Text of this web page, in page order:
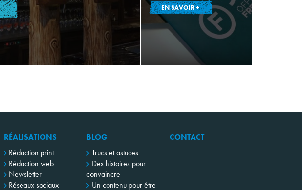
EN SAVOIR +
RÉALISATIONS
Rédaction print
Rédaction web
Newsletter
Réseaux sociaux
BLOG
Trucs et astuces
Des histoires pour
convaincre
Un contenu pour être
CONTACT